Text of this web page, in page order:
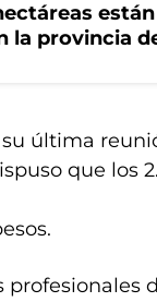
la provincia
última
que los
profesionales